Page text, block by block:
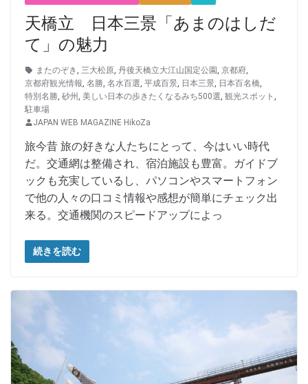
天橋立 日本三景「あまのはしだ
て」の魅力
またのぞき, 三大松原, 丹後天橋立大江山国定公園, 京都府,
京都府観光情報, 名勝, 名水百選, 平成百景, 日本三景, 日本百名橋,
特別名勝, 砂州 , 美しい日本の歩きたくなるみち500選, 観光スポット ,
駐車場
JAPAN WEB MAGAZINE HikoZa
旅今昔 旅の好きな人たちにとって、今はいい時代
だ。交通網は整備され、宿泊施設も豊富。ガイドブ
ックも充実しているし、パソコンやスマートフォン
で他の人々の口コミ情報や感想が簡単にチェック出
来る。交通機関のスピードアップによっ
続きを読む